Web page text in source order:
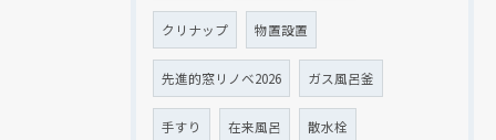
クリナップ 物置設置
先進的窓リノベ2026 ガス風呂釜
手すり 在来風呂 散水栓